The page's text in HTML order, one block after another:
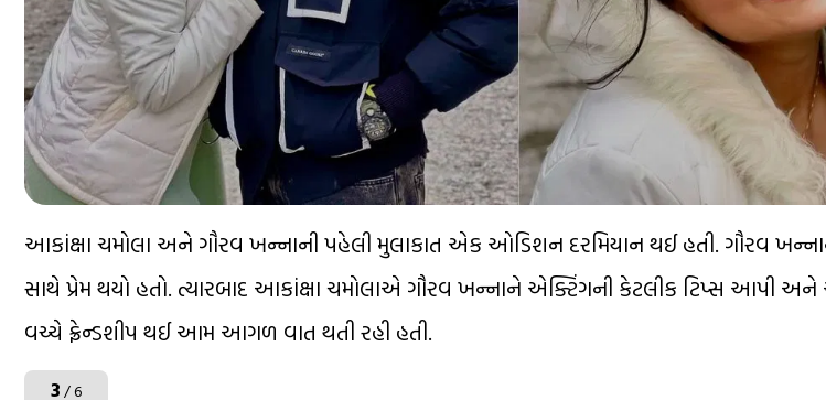
આકાંક્ષા ચમોલા અને ગૌરવ ખન્નાની પહેલી મુલાકાત એક ઓડિશન દરમિયાન થઈ હતી. ગૌરવ
સાથે પ્રેમ થયો હતો. ત્યારબાદ આકાંક્ષા ચમોલાએ ગૌરવ ખન્નાને એક્ટિંગની કેટલીક ટિપ્સ આપી
વચ્ચે ફ્રેન્ડશીપ થઈ આમ આગળ વાત થતી રહી હતી.
3/ 6